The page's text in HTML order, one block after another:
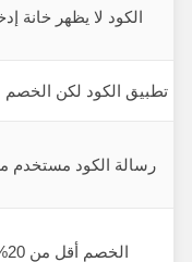
الكود لا يظهر خانة
تطبيق الكود لكن الخصم
رسالة الكود مستخدم
الخصم أقل من 20%